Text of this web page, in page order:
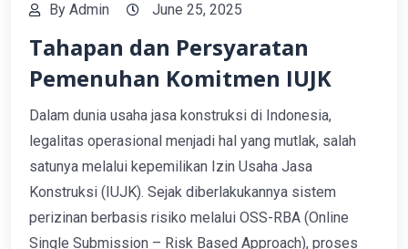
By Admin June 25, 2025
Tahapan dan Persyaratan
Pemenuhan Komitmen IUJK
Dalam dunia usaha jasa konstruksi di Indonesia,
legalitas operasional menjadi hal yang mutlak, salah
satunya melalui kepemilikan Izin Usaha Jasa
Konstruksi (IUJK). Sejak diberlakukannya sistem
perizinan berbasis risiko melalui OSS-RBA (Online
Single Submission – Risk Based Approach), proses